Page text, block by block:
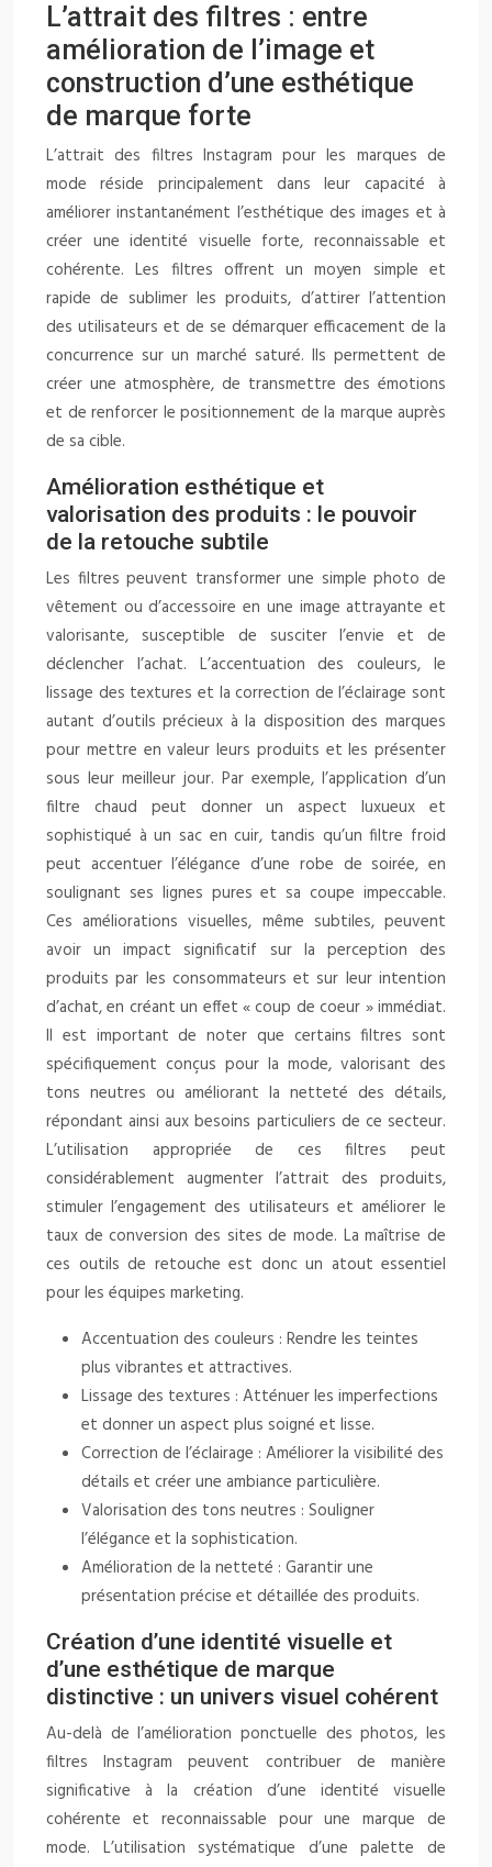
L’attrait des filtres : entre
amélioration de l’image et
construction d’une esthétique
de marque forte
L’attrait des filtres Instagram pour les marques de
mode réside principalement dans leur capacité à
améliorer instantanément l’esthétique des images et à
créer une identité visuelle forte, reconnaissable et
cohérente. Les filtres offrent un moyen simple et
rapide de sublimer les produits, d’attirer l’attention
des utilisateurs et de se démarquer efficacement de la
concurrence sur un marché saturé. Ils permettent de
créer une atmosphère, de transmettre des émotions
et de renforcer le positionnement de la marque auprès
de sa cible.
Amélioration esthétique et
valorisation des produits : le pouvoir
de la retouche subtile
Les filtres peuvent transformer une simple photo de
vêtement ou d’accessoire en une image attrayante et
valorisante, susceptible de susciter l’envie et de
déclencher l’achat. L’accentuation des couleurs, le
lissage des textures et la correction de l’éclairage sont
autant d’outils précieux à la disposition des marques
pour mettre en valeur leurs produits et les présenter
sous leur meilleur jour. Par exemple, l’application d’un
filtre chaud peut donner un aspect luxueux et
sophistiqué à un sac en cuir, tandis qu’un filtre froid
peut accentuer l’élégance d’une robe de soirée, en
soulignant ses lignes pures et sa coupe impeccable.
Ces améliorations visuelles, même subtiles, peuvent
avoir un impact significatif sur la perception des
produits par les consommateurs et sur leur intention
d’achat, en créant un effet « coup de coeur » immédiat.
Il est important de noter que certains filtres sont
spécifiquement conçus pour la mode, valorisant des
tons neutres ou améliorant la netteté des détails,
répondant ainsi aux besoins particuliers de ce secteur.
L’utilisation appropriée de ces filtres peut
considérablement augmenter l’attrait des produits,
stimuler l’engagement des utilisateurs et améliorer le
taux de conversion des sites de mode. La maîtrise de
ces outils de retouche est donc un atout essentiel
pour les équipes marketing.
Accentuation des couleurs : Rendre les teintes
plus vibrantes et attractives.
Lissage des textures : Atténuer les imperfections
et donner un aspect plus soigné et lisse.
Correction de l’éclairage : Améliorer la visibilité des
détails et créer une ambiance particulière.
Valorisation des tons neutres : Souligner
l’élégance et la sophistication.
Amélioration de la netteté : Garantir une
présentation précise et détaillée des produits.
Création d’une identité visuelle et
d’une esthétique de marque
distinctive : un univers visuel cohérent
Au-delà de l’amélioration ponctuelle des photos, les
filtres Instagram peuvent contribuer de manière
significative à la création d’une identité visuelle
cohérente et reconnaissable pour une marque de
mode. L’utilisation systématique d’une palette de